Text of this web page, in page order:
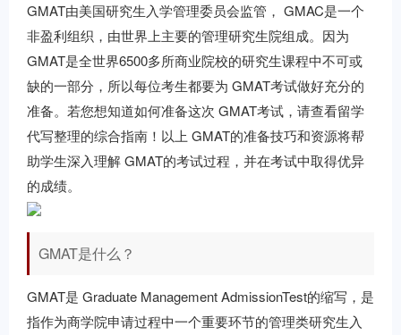
GMAT由美国研究生入学管理委员会监管， GMAC是一个
非盈利组织，由世界上主要的管理研究生院组成。因为
GMAT是全世界6500多所商业院校的研究生课程中不可或
缺的一部分，所以每位考生都要为 GMAT考试做好充分的
准备。若您想知道如何准备这次 GMAT考试，请查看留学
代写整理的综合指南！以上 GMAT的准备技巧和资源将帮
助学生深入理解 GMAT的考试过程，并在考试中取得优异
的成绩。
GMAT是什么？
GMAT是 Graduate Management AdmissionTest的缩写，是
指作为商学院申请过程中一个重要环节的管理类研究生入